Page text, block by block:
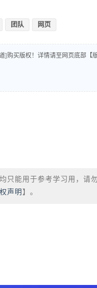
团队 网页
购买版权！详情请至网页底部【
只能用于参考学习用，请
声明 】。